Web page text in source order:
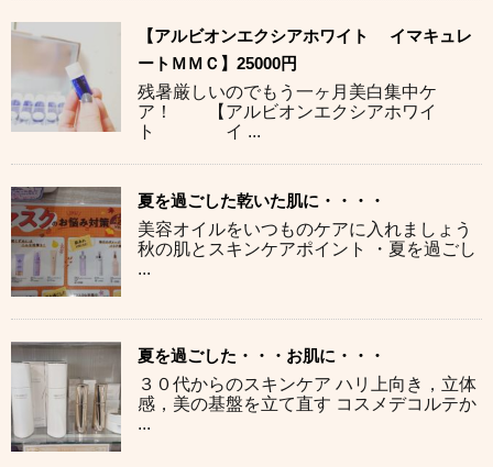
【アルビオンエクシアホワイト イマキュレ
ートＭＭＣ】25000円
残暑厳しいのでもう一ヶ月美白集中ケ
ア！ 【アルビオンエクシアホワイ
ト イ ...
夏を過ごした乾いた肌に・・・・
美容オイルをいつものケアに入れましょう
秋の肌とスキンケアポイント ・夏を過ごし
...
夏を過ごした・・・お肌に・・・
３０代からのスキンケア ハリ上向き，立体
感，美の基盤を立て直す コスメデコルテか
...